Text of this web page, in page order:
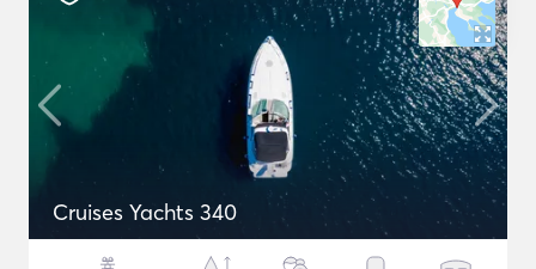
Cruises Yachts 340